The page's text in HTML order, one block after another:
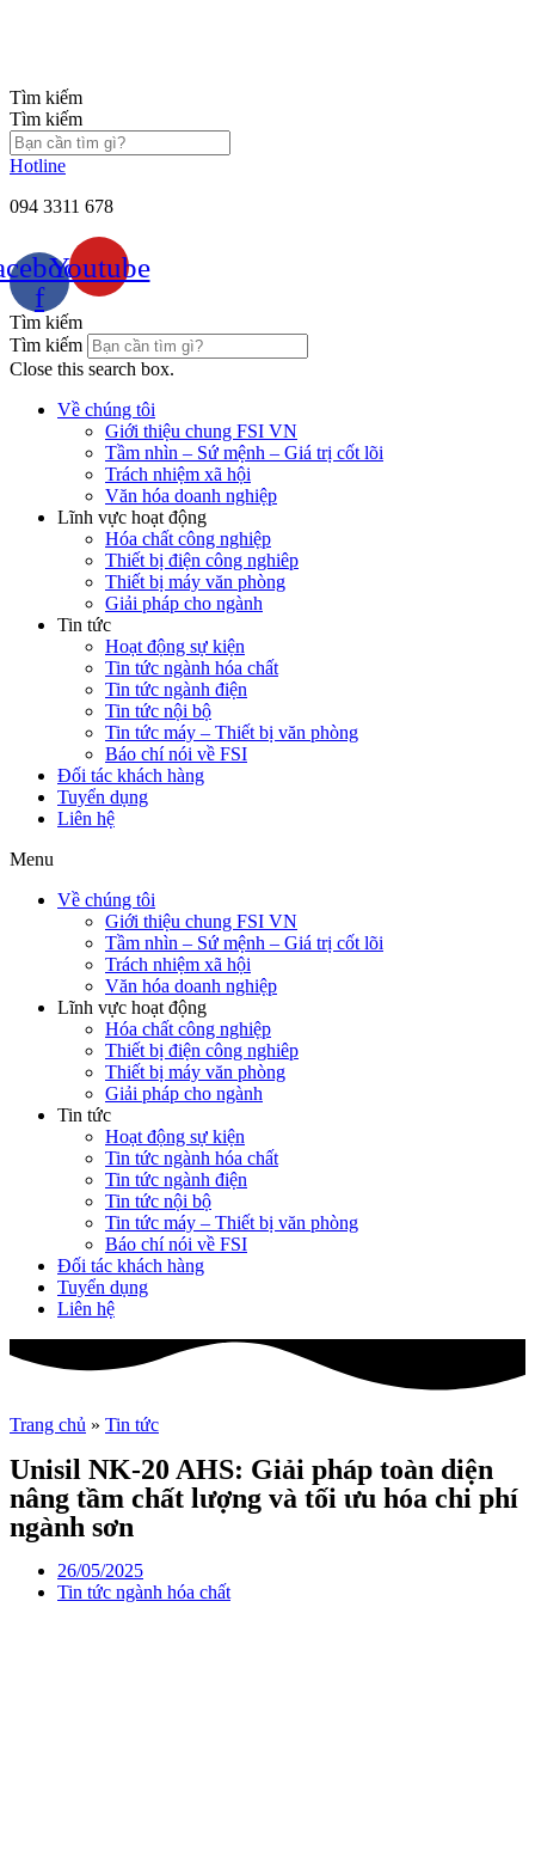
Tìm kiếm
Tìm kiếm
Hotline
094 3311 678
f
Youtube
Tìm kiếm
Tìm kiếm
Close this search box.
Về chúng tôi
Giới thiệu chung FSI VN
Tầm nhìn – Sứ mệnh – Giá trị cốt lõi
Trách nhiệm xã hội
Văn hóa doanh nghiệp
Lĩnh vực hoạt động
Hóa chất công nghiệp
Thiết bị điện công nghiêp
Thiết bị máy văn phòng
Giải pháp cho ngành
Tin tức
Hoạt động sự kiện
Tin tức ngành hóa chất
Tin tức ngành điện
Tin tức nội bộ
Tin tức máy – Thiết bị văn phòng
Báo chí nói về FSI
Đối tác khách hàng
Tuyển dụng
Liên hệ
Menu
Về chúng tôi
Giới thiệu chung FSI VN
Tầm nhìn – Sứ mệnh – Giá trị cốt lõi
Trách nhiệm xã hội
Văn hóa doanh nghiệp
Lĩnh vực hoạt động
Hóa chất công nghiệp
Thiết bị điện công nghiêp
Thiết bị máy văn phòng
Giải pháp cho ngành
Tin tức
Hoạt động sự kiện
Tin tức ngành hóa chất
Tin tức ngành điện
Tin tức nội bộ
Tin tức máy – Thiết bị văn phòng
Báo chí nói về FSI
Đối tác khách hàng
Tuyển dụng
Liên hệ
Trang chủ » Tin tức
Unisil NK-20 AHS: Giải pháp toàn diện
nâng tầm chất lượng và tối ưu hóa chi phí
ngành sơn
26/05/2025
Tin tức ngành hóa chất